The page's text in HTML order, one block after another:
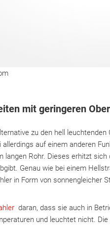
mit geringeren
zu den hell
auf einem anderen
langen Rohr. Dieses erhitzt
Genau wie bei einem
in Form von sonnengleicher
daran, dass sie auch in
und leuchtet nicht.